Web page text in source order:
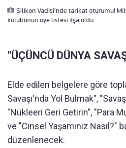
Silikon Vadisi’nde tarikat oturumu!
kulübünün üye listesi ifşa oldu
"ÜÇÜNCÜ DÜNYA
Elde edilen belgelere göre
Savaşı'nda Yol Bulmak",
"Nükleeri Geri Getirin", "Para
ve "Cinsel Yaşamınız Nasıl?"
düzenlenecek.